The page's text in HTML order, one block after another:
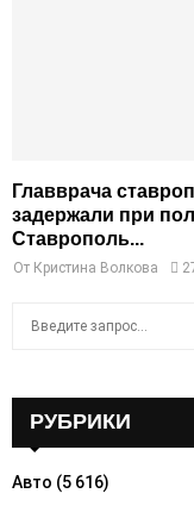
Главврача
задержали при
Ставрополь...
От Кристина Волкова
o
РУБРИКИ
Авто (5 616)